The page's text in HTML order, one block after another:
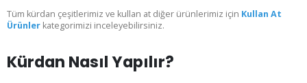
Tüm kürdan çeşitlerimiz ve kullan at diğer ürünlerimiz için Kullan At
Ürünler kategorimizi inceleyebilirsiniz.
Kürdan Nasıl Yapılır?